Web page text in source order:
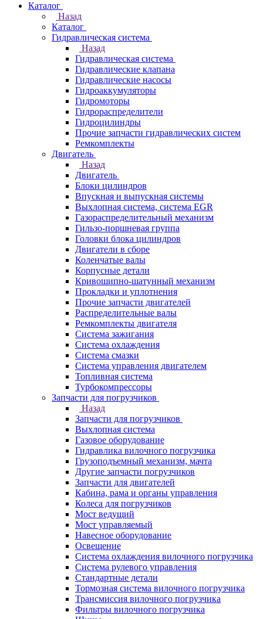
Каталог
Назад
Каталог
Гидравлическая система
Назад
Гидравлическая система
Гидравлические клапана
Гидравлические насосы
Гидроаккумуляторы
Гидромоторы
Гидрораспределители
Гидроцилиндры
Прочие запчасти гидравлических систем
Ремкомплекты
Двигатель
Назад
Двигатель
Блоки цилиндров
Впускная и выпускная системы
Выхлопная система, система EGR
Газораспределительный механизм
Гильзо-поршневая группа
Головки блока цилиндров
Двигатели в сборе
Коленчатые валы
Корпусные детали
Кривошипно-шатунный механизм
Прокладки и уплотнения
Прочие запчасти двигателей
Распределительные валы
Ремкомплекты двигателя
Система зажигания
Система охлаждения
Система смазки
Система управления двигателем
Топливная система
Турбокомпрессоры
Запчасти для погрузчиков
Назад
Запчасти для погрузчиков
Выхлопная система
Газовое оборудование
Гидравлика вилочного погрузчика
Грузоподъемный механизм, мачта
Другие запчасти погрузчиков
Запчасти для двигателей
Кабина, рама и органы управления
Колеса для погрузчиков
Мост ведущий
Мост управляемый
Навесное оборудование
Освещение
Система охлаждения вилочного погрузчика
Система рулевого управления
Стандартные детали
Тормозная система вилочного погрузчика
Трансмиссия вилочного погрузчика
Фильтры вилочного погрузчика